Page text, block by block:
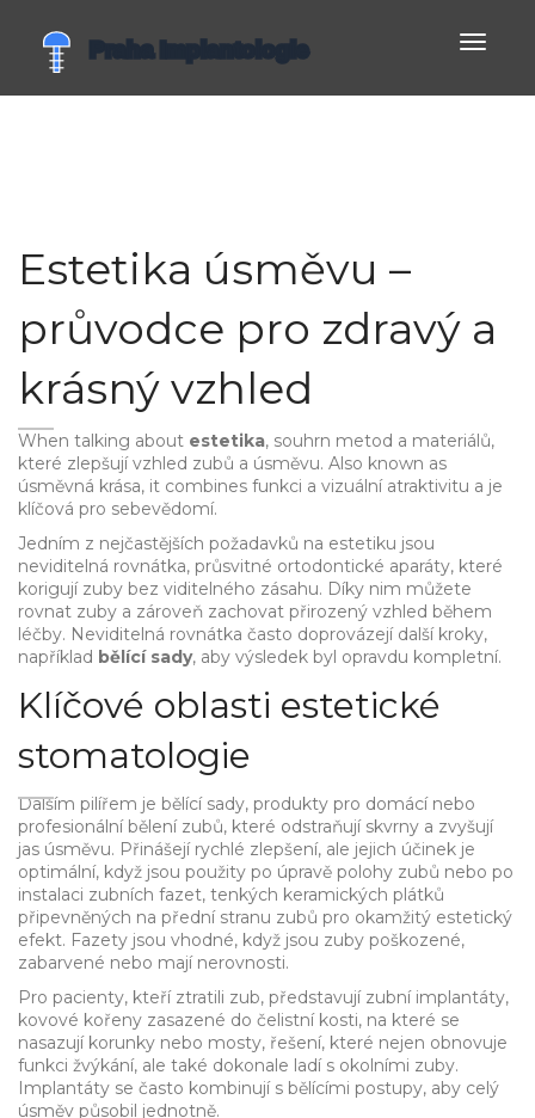
Estetika úsměvu –
průvodce pro zdravý a
krásný vzhled
When talking about estetika, souhrn metod a materiálů,
které zlepšují vzhled zubů a úsměvu. Also known as
úsměvná krása, it combines funkci a vizuální atraktivitu a je
klíčová pro sebevědomí.
Jedním z nejčastějších požadavků na estetiku jsou
neviditelná rovnátka, průsvitné ortodontické aparáty, které
korigují zuby bez viditelného zásahu. Díky nim můžete
rovnat zuby a zároveň zachovat přirozený vzhled během
léčby. Neviditelná rovnátka často doprovázejí další kroky,
například bělící sady, aby výsledek byl opravdu kompletní.
Klíčové oblasti estetické
stomatologie
Dalším pilířem je bělící sady, produkty pro domácí nebo
profesionální bělení zubů, které odstraňují skvrny a zvyšují
jas úsměvu. Přinášejí rychlé zlepšení, ale jejich účinek je
optimální, když jsou použity po úpravě polohy zubů nebo po
instalaci zubních fazet, tenkých keramických plátků
připevněných na přední stranu zubů pro okamžitý estetický
efekt. Fazety jsou vhodné, když jsou zuby poškozené,
zabarvené nebo mají nerovnosti.
Pro pacienty, kteří ztratili zub, představují zubní implantáty,
kovové kořeny zasazené do čelistní kosti, na které se
nasazují korunky nebo mosty, řešení, které nejen obnovuje
funkci žvýkání, ale také dokonale ladí s okolními zuby.
Implantáty se často kombinují s bělícími postupy, aby celý
úsměv působil jednotně.